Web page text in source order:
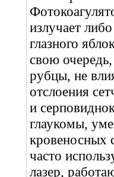
излучает
глазного
свою
рубцы, не
отслоения
и
глаукомы,
кровеносных
часто
лазер,